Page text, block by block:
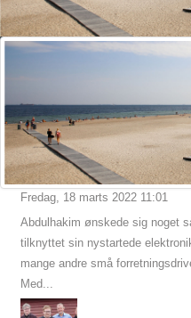
Nyheder
Svært for iværksættere at få
Fredag, 18 marts 2022 11:01
Abdulhakim ønskede sig noget
tilknyttet sin nystartede
mange andre små
Med...